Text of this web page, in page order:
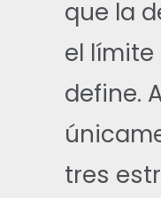
que la
el
define.
tres